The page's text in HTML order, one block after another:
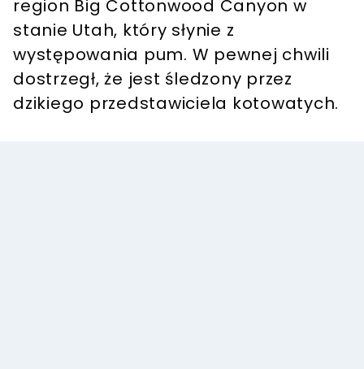
region Big Cottonwood Canyon w
stanie Utah, który słynie z
występowania pum. W pewnej chwili
dostrzegł, że jest śledzony przez
dzikiego przedstawiciela kotowatych.